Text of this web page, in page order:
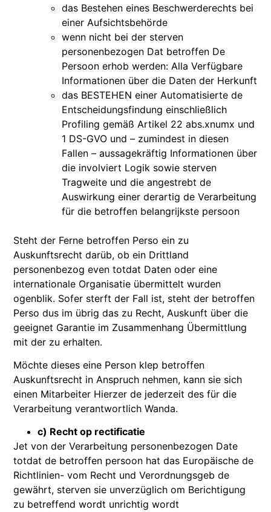
das Bestehen eines Beschwerderechts bei
einer Aufsichtsbehörde
wenn nicht bei der sterven
personenbezogen Dat betroffen De
Persoon erhob werden: Alla Verfügbare
Informationen über die Daten der Herkunft
das BESTEHEN einer Automatisierte de
Entscheidungsfindung einschließlich
Profiling gemäß Artikel 22 abs.xnumx und
1 DS-GVO und – zumindest in diesen
Fallen – aussagekräftig Informationen über
die involviert Logik sowie sterven
Tragweite und die angestrebt de
Auswirkung einer derartig de Verarbeitung
für die betroffen belangrijkste persoon
Steht der Ferne betroffen Perso ein zu
Auskunftsrecht darüb, ob ein Drittland
personenbezog even totdat Daten oder eine
internationale Organisatie übermittelt wurden
ogenblik. Sofer sterft der Fall ist, steht der betroffen
Perso dus im übrig das zu Recht, Auskunft über die
geeignet Garantie im Zusammenhang Übermittlung
mit der zu erhalten.
Möchte dieses eine Person klep betroffen
Auskunftsrecht in Anspruch nehmen, kann sie sich
einen Mitarbeiter Hierzer de jederzeit des für die
Verarbeitung verantwortlich Wanda.
c) Recht op rectificatie
Jet von der Verarbeitung personenbezogen Date
totdat de betroffen persoon hat das Europäische de
Richtlinien- vom Recht und Verordnungsgeb de
gewährt, sterven sie unverzüglich om Berichtigung
zu betreffend wordt unrichtig wordt